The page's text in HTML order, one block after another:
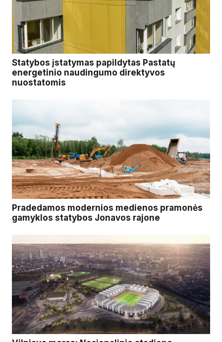
Statybos įstatymas papildytas Pastatų
energetinio naudingumo direktyvos
nuostatomis
Pradedamos modernios medienos pramonės
gamyklos statybos Jonavos rajone